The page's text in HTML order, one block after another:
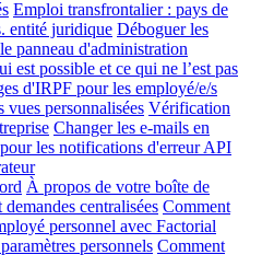
Emploi transfrontalier : pays de
entité juridique Déboguer les
panneau d'administration
est possible et ce qui ne l’est pas
d'IRPF pour les employé/e/s
vues personnalisées Vérification
Changer les e-mails en
les notifications d'erreur API
À propos de votre boîte de
centralisées Comment
personnel avec Factorial
personnels Comment